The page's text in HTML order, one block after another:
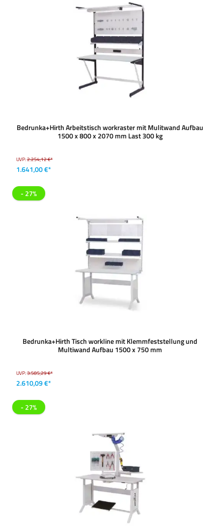
Bedrunka+Hirth Arbeitstisch workraster mit Mulitwand Aufbau
1500 x 800 x 2070 mm Last 300 kg
UVP:2.254,12 €*
1.641,00 €*
- 27%
Bedrunka+Hirth Tisch workline mit Klemmfeststellung und
Multiwand Aufbau 1500 x 750 mm
UVP:3.585,29 €*
2.610,09 €*
- 27%